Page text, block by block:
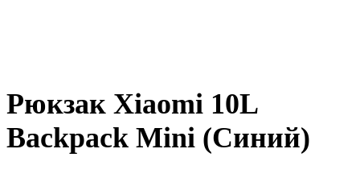
Рюкзак Xiaomi 10L
Backpack Mini (Синий)